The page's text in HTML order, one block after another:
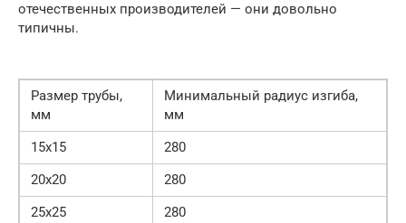
отечественных производителей — они довольно
типичны.
Размер трубы,
мм
Минимальный радиус изгиба,
мм
15х15
280
20х20
280
25х25
280